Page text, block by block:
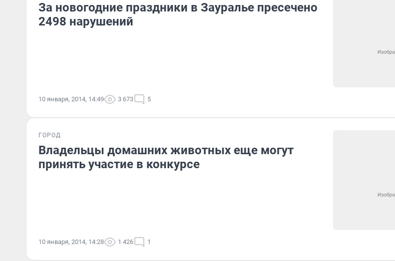
За новогодние праздники в Зауралье пресечено
2498 нарушений
10 января, 2014, 14:49 3 673 5
ГОРОД
Владельцы домашних животных еще могут
принять участие в конкурсе
10 января, 2014, 14:28 1 426 1